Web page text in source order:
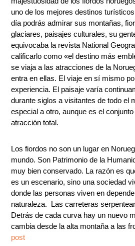
uno de los mejores destinos
día podrás admirar sus montañas,
glaciares, paisajes culturales, su
equivocaba la revista National
calificarlo como «el destino más
se viaja a las atracciones de la
entra en ellas. El viaje en sí mismo
experiencia. El paisaje varía
durante siglos a visitantes de todo el
especial a otro, aunque es el
atracción total.
Los fiordos no son un lugar en
mundo. Son Patrimonio de la
muy bien conservado. La razón es
es un escenario, sino una sociedad
donde las personas viven en
naturaleza. Las carreteras
Detrás de cada curva hay un nuevo
cambia desde la alta montaña a las
post